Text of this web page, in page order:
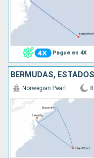
Pague en 4X
BERMUDAS,
Norwegian Pearl